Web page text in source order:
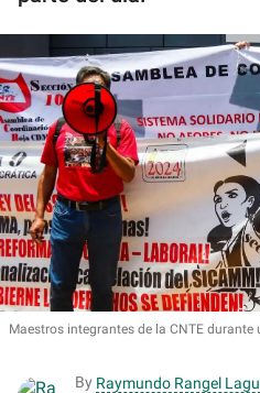
Maestros integrantes de la CNTE durante
By Raymundo Rangel